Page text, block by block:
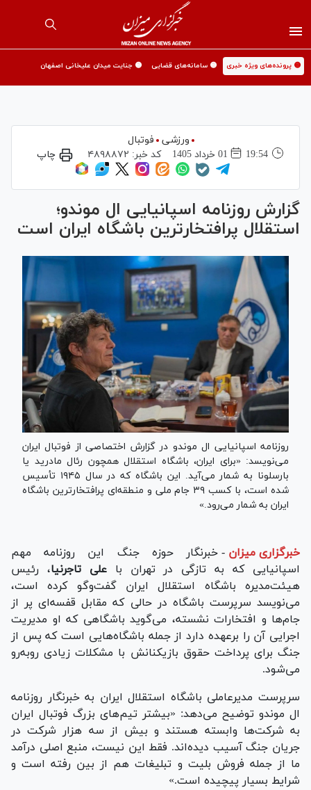
🟡 پرونده‌های ویژه خبری 🟡 سامانه‌های قضایی 🟡 جنایت میدان علیخانی اصفهان
ورزشی
فوتبال
19:54
01 خرداد 1405 کد خبر: ۴۸۹۸۸۷۲ چاپ
گزارش روزنامه اسپانیایی ال موندو؛
استقلال پرافتخار‌ترین باشگاه ایران است
روزنامه اسپانیایی ال موندو در گزارش اختصاصی از فوتبال ایران
می‌نویسد: «برای ایران، باشگاه استقلال همچون رئال مادرید یا
بارسلونا به شمار می‌آید. این باشگاه که در سال ۱۹۴۵ تأسیس
شده است، با کسب ۳۹ جام ملی و منطقه‌ای پرافتخارترین باشگاه
ایران به شمار می‌رود.»
خبرگزاری میزان - خبرنگار حوزه جنگ این روزنامه مهم
اسپانیایی که به تازگی در تهران باعلی تاجرنیا،‌ رئیس
هیئت‌مدیره باشگاه استقلال ایران گفت‌و‌گو کرده است،
می‌نویسد سرپرست باشگاه در حالی که مقابل قفسه‌ای پر از
جام‌ها و افتخارات نشسته، می‌گوید باشگاهی که او مدیریت
اجرایی آن را برعهده دارد از جمله باشگاه‌هایی است که پس از
جنگ برای پرداخت حقوق بازیکنانش با مشکلات زیادی روبه‌رو
می‌شود.
سرپرست مدیرعاملی باشگاه استقلال ایران به خبرنگار روزنامه
ال موندو توضیح می‌دهد: «بیشتر تیم‌های بزرگ فوتبال ایران
به شرکت‌ها وابسته هستند و بیش از سه هزار شرکت در
جریان جنگ آسیب دیده‌اند. فقط این نیست، منبع اصلی درآمد
ما از جمله فروش بلیت و تبلیغات هم از بین رفته است و
شرایط بسیار پیچیده است.»